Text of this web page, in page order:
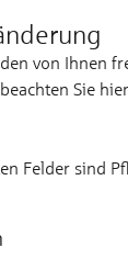
von Ihnen
Sie
Felder sind